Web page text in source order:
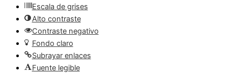
Escala de grises
Alto contraste
Contraste negativo
Fondo claro
Subrayar enlaces
Fuente legible